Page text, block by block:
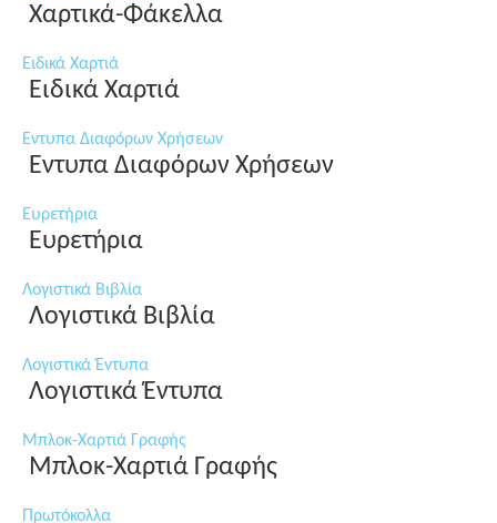
Χαρτικά-Φάκελλα
Ειδικά Χαρτιά
Ειδικά Χαρτιά
Εντυπα Διαφόρων Χρήσεων
Εντυπα Διαφόρων Χρήσεων
Ευρετήρια
Ευρετήρια
Λογιστικά Βιβλία
Λογιστικά Βιβλία
Λογιστικά Έντυπα
Λογιστικά Έντυπα
Μπλοκ-Χαρτιά Γραφής
Μπλοκ-Χαρτιά Γραφής
Πρωτόκολλα